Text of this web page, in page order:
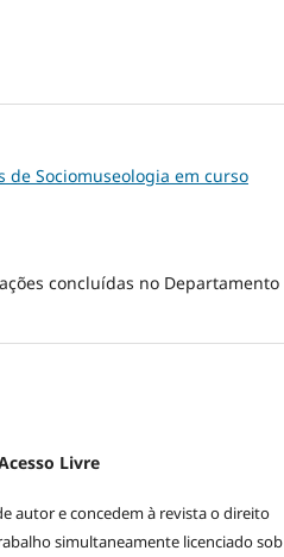
de Sociomuseologia em curso
concluídas no Departamento
Livre
autor e concedem à revista o direito
simultaneamente licenciado sob